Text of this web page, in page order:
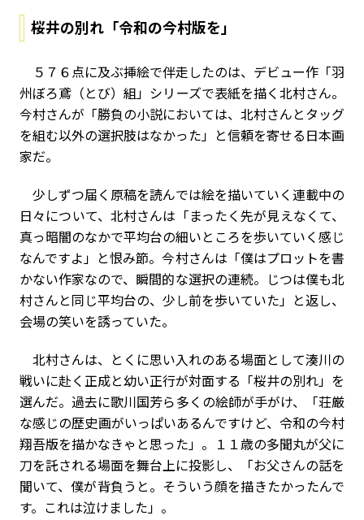
桜井の別れ「令和の今村版を」
５７６点に及ぶ挿絵で伴走したのは、デビュー作「羽
州ぼろ鳶（とび）組」シリーズで表紙を描く北村さん。
今村さんが「勝負の小説においては、北村さんとタッグ
を組む以外の選択肢はなかった」と信頼を寄せる日本画
家だ。
少しずつ届く原稿を読んでは絵を描いていく連載中の
日々について、北村さんは「まったく先が見えなくて、
真っ暗闇のなかで平均台の細いところを歩いていく感じ
なんですよ」と恨み節。今村さんは「僕はプロットを書
かない作家なので、瞬間的な選択の連続。じつは僕も北
村さんと同じ平均台の、少し前を歩いていた」と返し、
会場の笑いを誘っていた。
北村さんは、とくに思い入れのある場面として湊川の
戦いに赴く正成と幼い正行が対面する「桜井の別れ」を
選んだ。過去に歌川国芳ら多くの絵師が手がけ、「荘厳
な感じの歴史画がいっぱいあるんですけど、令和の今村
翔吾版を描かなきゃと思った」。１１歳の多聞丸が父に
刀を託される場面を舞台上に投影し、「お父さんの話を
聞いて、僕が背負うと。そういう顔を描きたかったんで
す。これは泣けました」。